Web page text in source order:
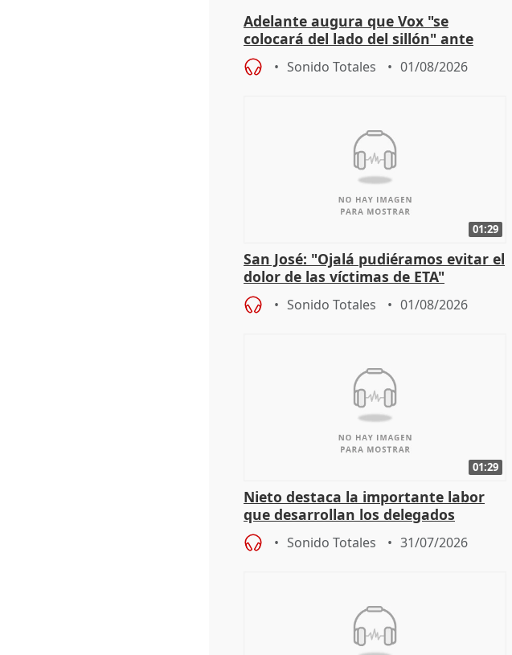
Adelante augura que Vox "se
colocará del lado del sillón" ante
iniciativas de la oposición
Sonido Totales 01/08/2026
01:29
San José: "Ojalá pudiéramos evitar el
dolor de las víctimas de ETA"
Sonido Totales 01/08/2026
01:29
Nieto destaca la importante labor
que desarrollan los delegados
territoriales de la Junta
Sonido Totales 31/07/2026